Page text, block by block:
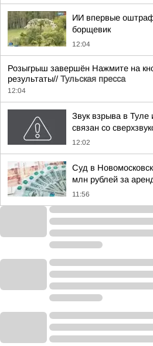
ИИ впервые
борщевик
12:04
Розыгрыш завершён Нажмите на
результаты// Тульская пресса
12:04
Звук взрыва в Туле
связан со
12:02
Суд в
млн рублей за
11:56